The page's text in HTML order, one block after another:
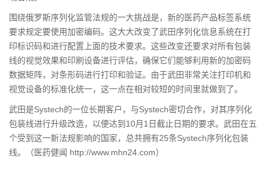
围绕俄罗斯序列化监管法规的一大挑战是，新的医药产品标签系统
要求规定要使用加密编码。这大大改变了武田序列化信息系统在打
印标识码和进行配置上面的技术要求。这些改变还要求对所有包装
线的视觉效果和印刷设备进行评估，确保它们能够利用新的加密码
数据矩阵，对条形码进行打印和验证。由于武田非常关注打印机和
视觉设备的标准化统一，这一点在相对较短的时间里就做到了。
武田是Systech的一位长期客户，与Systech密切合作，对其序列化
包装线进行升级改造，以便达到10月1日截止日期的要求。武田在五
个受到这一新法规影响的国家，总共拥有25条Systech序列化包装
线。（医药健闻 http://www.mhn24.com）